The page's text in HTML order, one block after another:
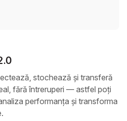
stochează și transferă
fără întreruperi — astfel poți
performanța și transforma